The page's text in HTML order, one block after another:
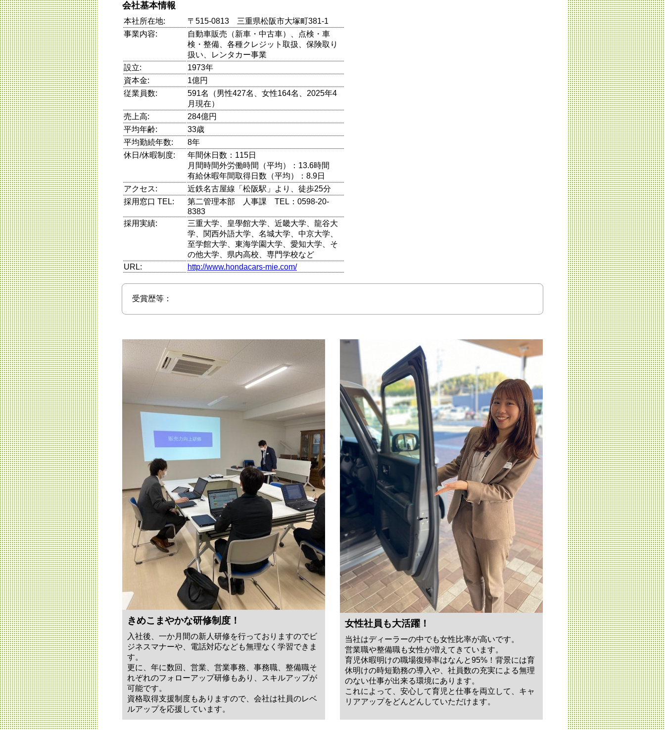
会社基本情報
本社所在地:
〒515-0813 三重県松阪市大塚町381-1
事業内容:
自動車販売（新車・中古車）、点検・車
検・整備、各種クレジット取扱、保険取り
扱い、レンタカー事業
設立:
1973年
資本金:
1億円
従業員数:
591名（男性427名、女性164名、2025年4
月現在）
売上高:
284億円
平均年齢:
33歳
平均勤続年数:
8年
休日/休暇制度:
年間休日数：115日
月間時間外労働時間（平均）：13.6時間
有給休暇年間取得日数（平均）：8.9日
アクセス:
近鉄名古屋線「松阪駅」より、徒歩25分
採用窓口 TEL:
第二管理本部 人事課 TEL：0598-20-
8383
採用実績:
三重大学、皇學館大学、近畿大学、龍谷大
学、関西外語大学、名城大学、中京大学、
至学館大学、東海学園大学、愛知大学、そ
の他大学、県内高校、専門学校など
URL:
http://www.hondacars-mie.com/
受賞歴等：
きめこまやかな研修制度！
入社後、一か月間の新人研修を行っておりますのでビ
ジネスマナーや、電話対応なども無理なく学習できま
す。
更に、年に数回、営業、営業事務、事務職、整備職そ
れぞれのフォローアップ研修もあり、スキルアップが
可能です。
資格取得支援制度もありますので、会社は社員のレベ
ルアップを応援しています。
女性社員も大活躍！
当社はディーラーの中でも女性比率が高いです。
営業職や整備職も女性が増えてきています。
育児休暇明けの職場復帰率はなんと95%！背景には育
休明けの時短勤務の導入や、社員数の充実による無理
のない仕事が出来る環境にあります。
これによって、安心して育児と仕事を両立して、キャ
リアアップをどんどんしていただけます。